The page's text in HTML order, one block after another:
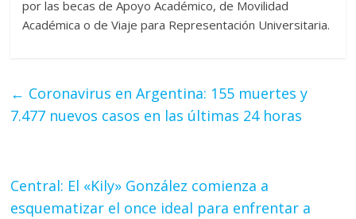
por las becas de Apoyo Académico, de Movilidad
Académica o de Viaje para Representación Universitaria.
← Coronavirus en Argentina: 155 muertes y
7.477 nuevos casos en las últimas 24 horas
Central: El «Kily» González comienza a
esquematizar el once ideal para enfrentar a